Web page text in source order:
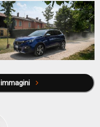
Tutta la gallery - 14 immagini